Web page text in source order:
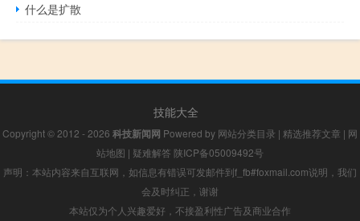
什么是扩散
技能大全
Copyright © 2012 - 2026 科技新闻网 Powered by 网站分类目录 | 精选推荐文章 | 网
站地图 | 疑难解答 陕ICP备05009492号
声明：本站内容来自互联网，如信息有错误可发邮件到f_fb#foxmail.com说明，我们
会及时纠正，谢谢
本站仅为个人兴趣爱好，不接盈利性广告及商业合作